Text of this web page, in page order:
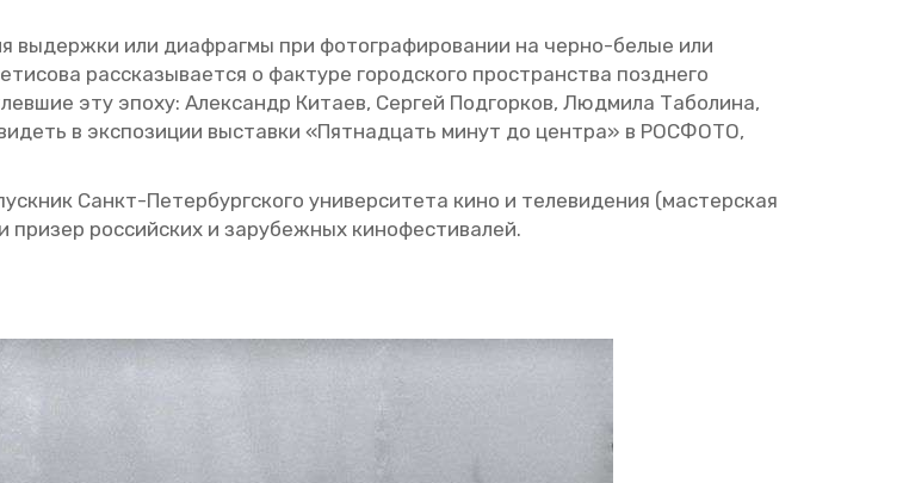
вы­держ­ки или диа­фраг­мы при фо­то­гра­фи­ро­ва­нии на черно-белые или
рас­ска­зы­ва­ет­ся о фак­ту­ре го­род­ско­го про­стран­ства позд­не­го
эту эпоху: Алек­сандр Ки­та­ев, Сер­гей Под­гор­ков, Люд­ми­ла Та­бо­ли­на,
в экс­по­зи­ции вы­став­ки «Пят­на­дцать минут до цен­тра» в РОС­ФО­ТО,
Санкт-Пе­тер­бург­ско­го уни­вер­си­те­та кино и те­ле­ви­де­ния (ма­стер­ская
при­зер рос­сий­ских и за­ру­беж­ных ки­но­фе­сти­ва­лей.